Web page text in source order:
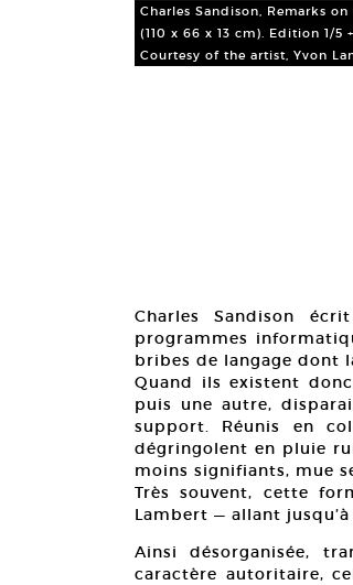
Charles Sandison, Remarks
(110 x 66 x 13 cm). Edition 1/5 +
Courtesy of the artist, Yvon
Charles Sandison
programmes
bribes de langage dont
Quand ils existent
puis une autre,
support. Réunis en
dégringolent en pluie
moins signifiants, mue
Très souvent, cette
Lambert — allant
Ainsi désorganisée,
caractère autoritaire,